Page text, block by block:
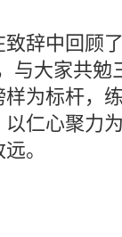
辞中回顾
与大家共
为标杆，
仁心聚力
。